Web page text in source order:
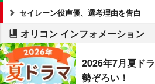
セイレーン役声優、選考理由を告白
オリコン インフォメーション
2026年7月夏ド
勢ぞろい！